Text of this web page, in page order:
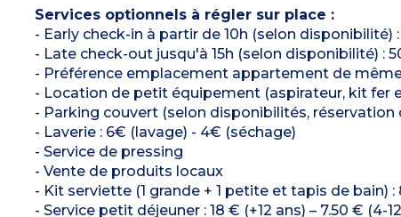
Services optionnels à régler sur place :
- Early check-in à partir de 10h (selon
- Late check-out jusqu'à 15h (selon disponibilité) :
- Préférence emplacement appartement de
- Location de petit équipement (aspirateur, kit fer
- Parking couvert (selon disponibilités,
- Laverie : 6€ (lavage) - 4€ (séchage)
- Service de pressing
- Vente de produits locaux
- Kit serviette (1 grande + 1 petite et tapis de bain) :
- Service petit déjeuner : 18 € (+12 ans) – 7.50 € (4-